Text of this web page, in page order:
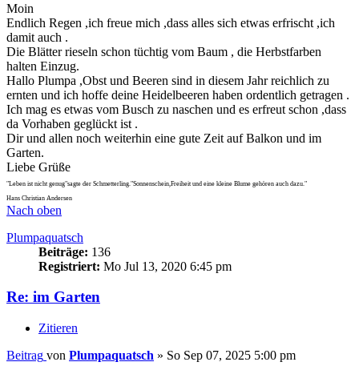
Moin
Endlich Regen ,ich freue mich ,dass alles sich etwas erfrischt ,ich
damit auch .
Die Blätter rieseln schon tüchtig vom Baum , die Herbstfarben
halten Einzug.
Hallo Plumpa ,Obst und Beeren sind in diesem Jahr reichlich zu
ernten und ich hoffe deine Heidelbeeren haben ordentlich getragen .
Ich mag es etwas vom Busch zu naschen und es erfreut schon ,dass
da Vorhaben geglückt ist .
Dir und allen noch weiterhin eine gute Zeit auf Balkon und im
Garten.
Liebe Grüße
"Leben ist nicht genug"sagte der Schmetterling."Sonnenschein,Freiheit und eine kleine Blume gehören auch dazu."
Hans Christian Andersen
Nach oben
Plumpaquatsch
Beiträge: 136
Registriert: Mo Jul 13, 2020 6:45 pm
Re: im Garten
Zitieren
Beitrag von Plumpaquatsch » So Sep 07, 2025 5:00 pm